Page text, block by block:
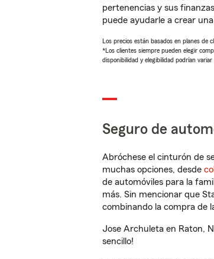
pertenencias y sus
puede ayudarle a crear
Los precios están basados en planes de
*Los clientes siempre pueden elegir
disponibilidad y elegibilidad podrían variar
Seguro de
Abróchese el cinturón de
muchas opciones, desde
de automóviles para la
más. Sin mencionar que
combinando la compra de
Jose Archuleta en Raton,
sencillo!